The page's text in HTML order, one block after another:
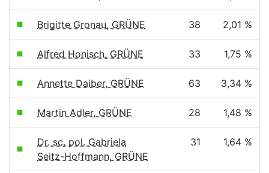
Brigitte Gronau, GRÜNE 38 2,01 %
Alfred Honisch, GRÜNE 33 1,75 %
Annette Daiber, GRÜNE 63 3,34 %
Martin Adler, GRÜNE 28 1,48 %
Dr. sc. pol. Gabriela
Seitz-Hoffmann, GRÜNE
31 1,64 %